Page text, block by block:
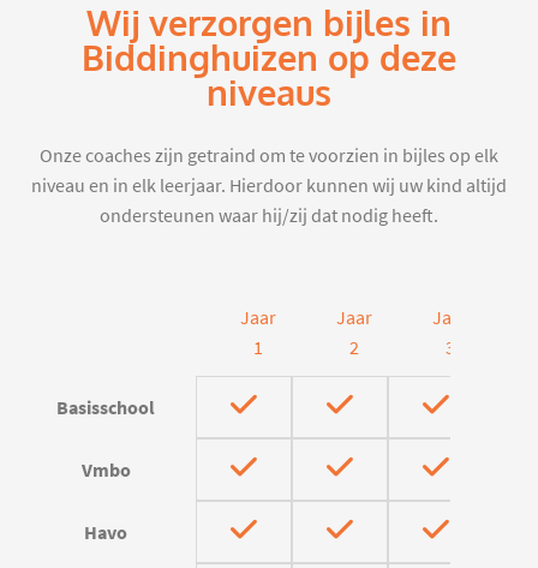
Wij verzorgen bijles in
Biddinghuizen op deze
niveaus
Onze coaches zijn getraind om te voorzien in bijles op elk
niveau en in elk leerjaar. Hierdoor kunnen wij uw kind altijd
ondersteunen waar hij/zij dat nodig heeft.
Jaar
1
Jaar
2
Jaar
3
Basisschool
Vmbo
Havo